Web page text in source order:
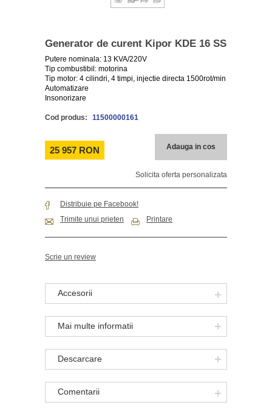
Generator de curent Kipor KDE 16 SS
Putere nominala: 13 KVA/220V
Tip combustibil: motorina
Tip motor: 4 cilindri, 4 timpi, injectie directa 1500rot/min
Automatizare
Insonorizare
Cod produs: 11500000161
25 957 RON Adauga in cos
Solicita oferta personalizata
Distribuie pe Facebook!
Trimite unui prieten
Printare
Scrie un review
Accesorii
Mai multe informatii
Descarcare
Comentarii